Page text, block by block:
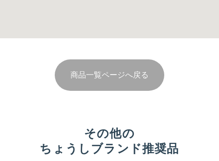
商品一覧ページへ戻る
その他の
ちょうしブランド推奨品